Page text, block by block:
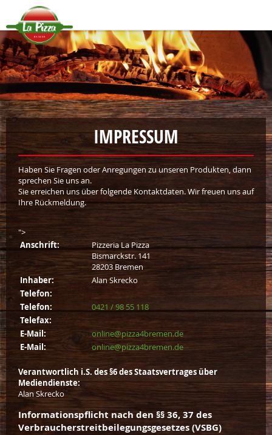
IMPRESSUM
Haben Sie Fragen oder Anregungen zu unseren Produkten, dann
sprechen Sie uns an.
Sie erreichen uns über folgende Kontaktdaten. Wir freuen uns auf
Ihre Rückmeldung.
">
Anschrift:
Pizzeria La Pizza
Bismarckstr. 141
28203 Bremen
Inhaber:
Alan Skrecko
Telefon:
Telefon:
0421 / 98 55 118
Telefax:
E-Mail:
online@pizza4bremen.de
E-Mail:
online@pizza4bremen.de
Verantwortlich i.S. des §6 des Staatsvertrages über
Mediendienste:
Alan Skrecko
Informationspflicht nach den §§ 36, 37 des
Verbraucherstreitbeilegungsgesetzes (VSBG)